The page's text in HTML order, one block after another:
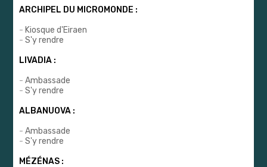
ARCHIPEL DU MICROMONDE :
- Kiosque d'Eiraen
-S'y rendre
LIVADIA :
-Ambassade
-S'y rendre
ALBANUOVA :
-Ambassade
-S'y rendre
MÉZÉNAS :